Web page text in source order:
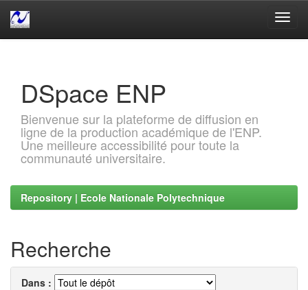
DSpace ENP
Bienvenue sur la plateforme de diffusion en
ligne de la production académique de l'ENP.
Une meilleure accessibilité pour toute la
communauté universitaire.
Repository | Ecole Nationale Polytechnique
Recherche
Dans :